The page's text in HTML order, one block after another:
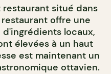
restaurant situé dans
offre une
locaux,
élevées à un haut
est maintenant un
ottavien.